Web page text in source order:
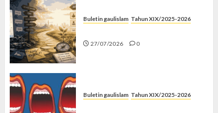
Buletin gaulislam Tahun XIX/2025-2026
27/07/2026 0
Buletin gaulislam Tahun XIX/2025-2026